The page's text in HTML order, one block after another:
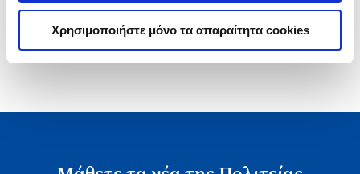
Χρησιμοποιήστε μόνο τα απαραίτητα cookies